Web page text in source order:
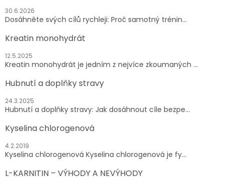
30.6.2026
Dosáhněte svých cílů rychleji: Proč samotný trénin...
Kreatin monohydrát
12.5.2025
Kreatin monohydrát je jedním z nejvíce zkoumaných ...
Hubnutí a doplňky stravy
24.3.2025
Hubnutí a doplňky stravy: Jak dosáhnout cíle bezpe...
Kyselina chlorogenová
4.2.2019
Kyselina chlorogenová Kyselina chlorogenová je fy...
L-KARNITIN – VÝHODY A NEVÝHODY